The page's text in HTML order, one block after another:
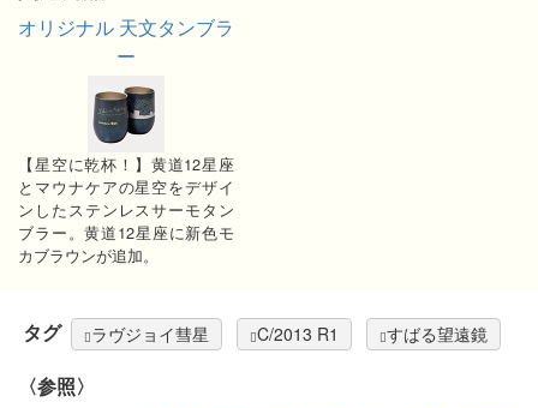
オリジナル 天文タンブラ
ー
【星空に乾杯！】黄道12星座
とマウナケアの星空をデザイ
ンしたステンレスサーモタン
ブラー。黄道12星座に新色モ
カブラウンが追加。
タグ ラヴジョイ彗星 C/2013 R1 すばる望遠鏡
〈参照〉